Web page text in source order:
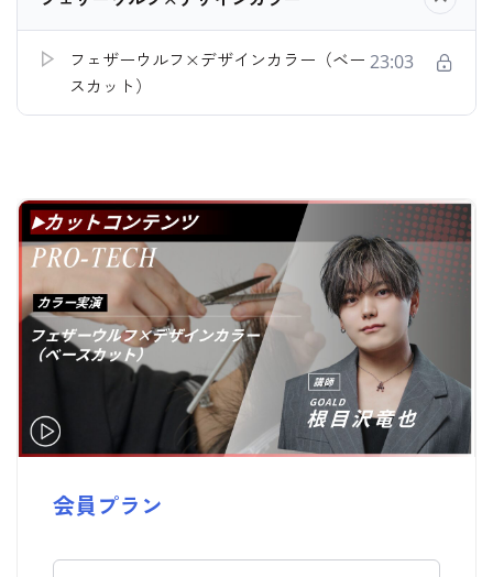
フェザーウルフ×デザインカラー（ベー
スカット）
23:03
会員プラン